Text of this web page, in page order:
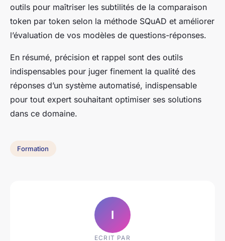
outils pour maîtriser les subtilités de la comparaison
token par token selon la méthode SQuAD et améliorer
l’évaluation de vos modèles de questions-réponses.
En résumé, précision et rappel sont des outils
indispensables pour juger finement la qualité des
réponses d’un système automatisé, indispensable
pour tout expert souhaitant optimiser ses solutions
dans ce domaine.
Formation
I
ECRIT PAR